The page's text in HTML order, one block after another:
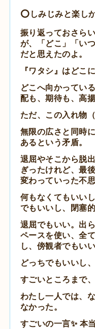
️⭕️しみじみと楽し
振り返っておさら
が、「どこ」「い
だと思えたのよ。
『ワタシ』はどこ
どこへ向かってい
配も、期待も、高
ただ、この入れ物
無限の広さと同時
あるという矛盾。
退屈やそこから脱
ぎったけれど、最
変わっていった不思
何もなくてもいい
でもいいし、閉塞
退屈でもいい。出
ペースを使い、全
し、傍観者でもいい
どっちでもいいし
すごいところまで
わたし一人では、
なかった。
すごいの一言✨ 本